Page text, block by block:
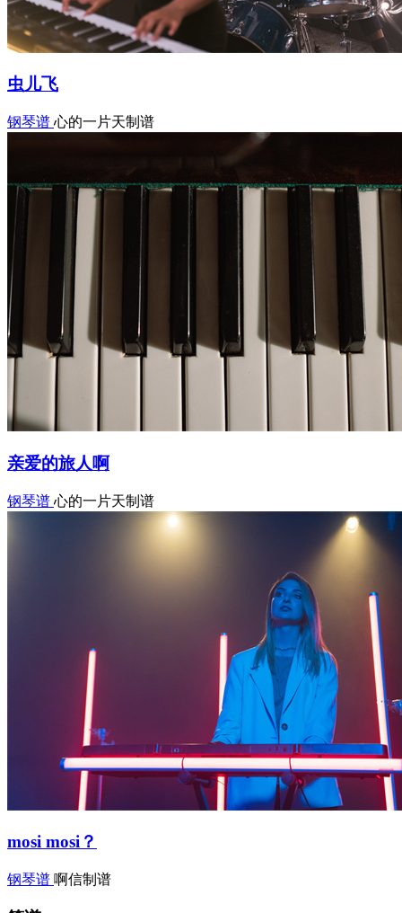
虫儿飞
钢琴谱 心的一片天制谱
亲爱的旅人啊
钢琴谱 心的一片天制谱
mosi mosi？
钢琴谱 啊信制谱